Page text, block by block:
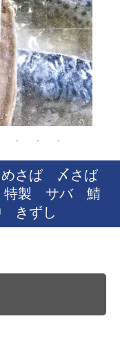
めさば 〆さば
特製 サバ 鯖
きずし